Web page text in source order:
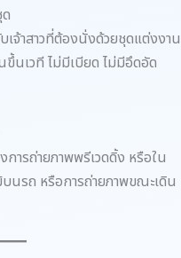
เจ้าสาวที่ต้องนั่งด้วยชุดแต่งงาน
ขึ้นเวที ไม่มีเบียด ไม่มีอึดอัด
ารถ่ายภาพพรีเวดดิ้ง หรือใน
นรถ หรือการถ่ายภาพขณะเดิน